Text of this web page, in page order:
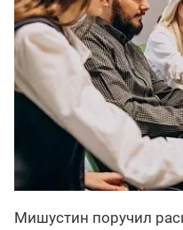
Мишустин поручил